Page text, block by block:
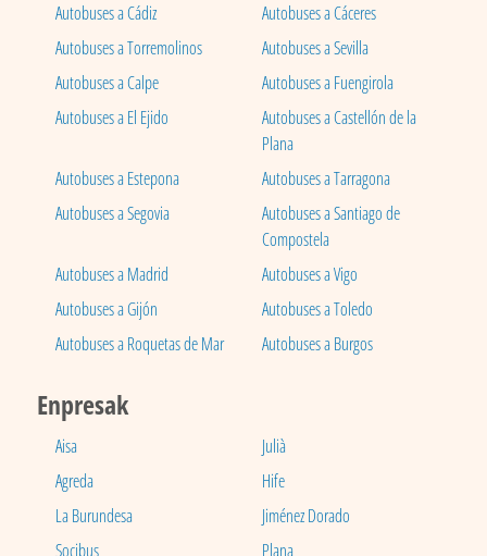
Autobuses a Cádiz
Autobuses a Cáceres
Autobuses a Torremolinos
Autobuses a Sevilla
Autobuses a Calpe
Autobuses a Fuengirola
Autobuses a El Ejido
Autobuses a Castellón de la
Plana
Autobuses a Estepona
Autobuses a Tarragona
Autobuses a Segovia
Autobuses a Santiago de
Compostela
Autobuses a Madrid
Autobuses a Vigo
Autobuses a Gijón
Autobuses a Toledo
Autobuses a Roquetas de Mar
Autobuses a Burgos
Enpresak
Aisa
Julià
Agreda
Hife
La Burundesa
Jiménez Dorado
Socibus
Plana